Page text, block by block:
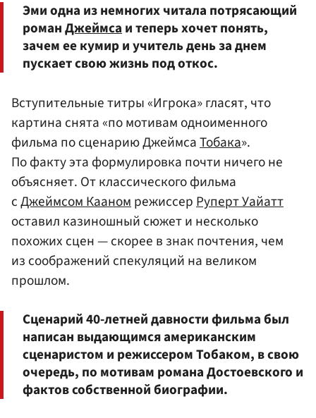
Эми одна из немногих читала потрясающий
романДжеймсаи теперь хочет понять,
зачем ее кумир и учитель день за днем
пускает свою жизнь под откос.
Вступительные титры «Игрока» гласят, что
картина снята «по мотивам одноименного
фильма по сценарию ДжеймсаТобака».
По факту эта формулировка почти ничего не
объясняет. От классического фильма
сДжеймсом КааномрежиссерРуперт Уайатт
оставил казиношный сюжет и несколько
похожих сцен — скорее в знак почтения, чем
из соображений спекуляций на великом
прошлом.
Сценарий 40-летней давности фильма был
написан выдающимся американским
сценаристом и режиссером Тобаком, в свою
очередь, по мотивам романа Достоевского и
фактов собственной биографии.